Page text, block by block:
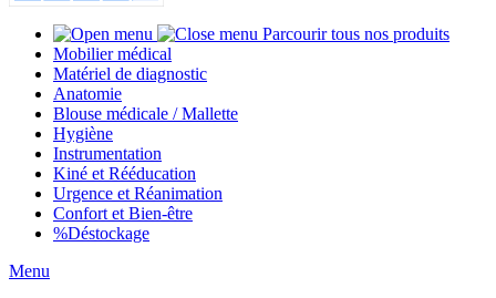
Parcourir tous nos produits
Mobilier médical
Matériel de diagnostic
Anatomie
Blouse médicale / Mallette
Hygiène
Instrumentation
Kiné et Rééducation
Urgence et Réanimation
Confort et Bien-être
%Déstockage
Menu